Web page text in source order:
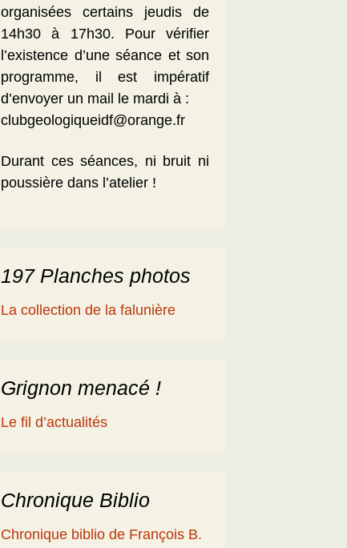
organisées certains jeudis de
14h30 à 17h30. Pour vérifier
l’existence d’une séance et son
programme, il est impératif
d’envoyer un mail le mardi à :
clubgeologiqueidf@orange.fr
Durant ces séances, ni bruit ni
poussière dans l’atelier !
197 Planches photos
La collection de la falunière
Grignon menacé !
Le fil d’actualités
Chronique Biblio
Chronique biblio de François B.